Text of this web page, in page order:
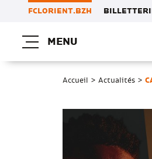
FCLORIENT.BZH
MENU
Accueil > Actualités >